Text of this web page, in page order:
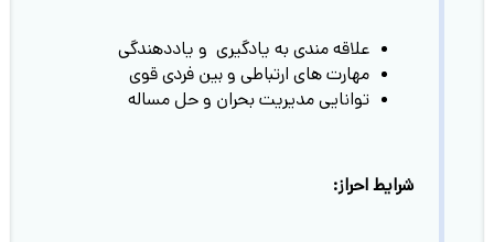
علاقه مندی به یادگیری و یاددهندگی
مهارت های ارتباطی و بین فردی قوی
توانایی مدیریت بحران و حل مساله
شرایط احراز: